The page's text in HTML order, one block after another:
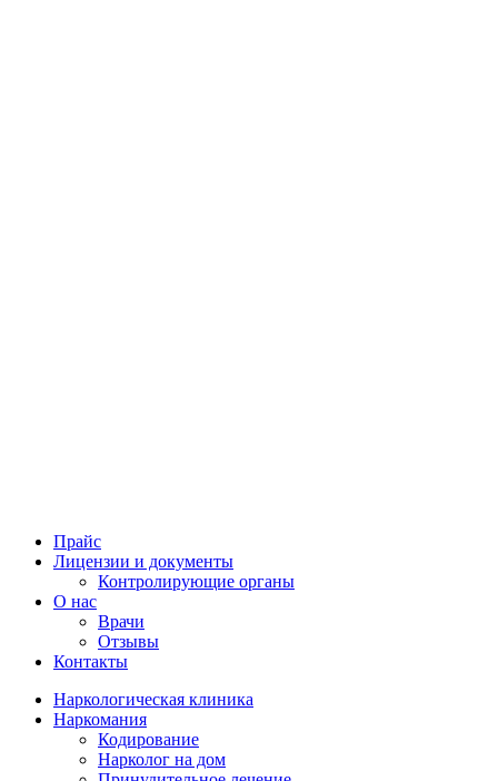
Прайс
Лицензии и документы
Контролирующие органы
О нас
Врачи
Отзывы
Контакты
Наркологическая клиника
Наркомания
Кодирование
Нарколог на дом